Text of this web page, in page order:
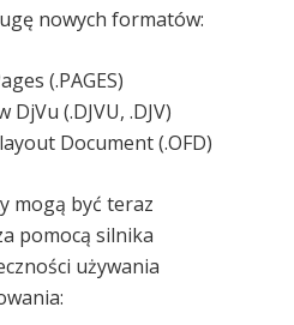
nowych formatów:
(.PAGES)
(.DJVU, .DJV)
Document (.OFD)
mogą być teraz
pomocą silnika
używania